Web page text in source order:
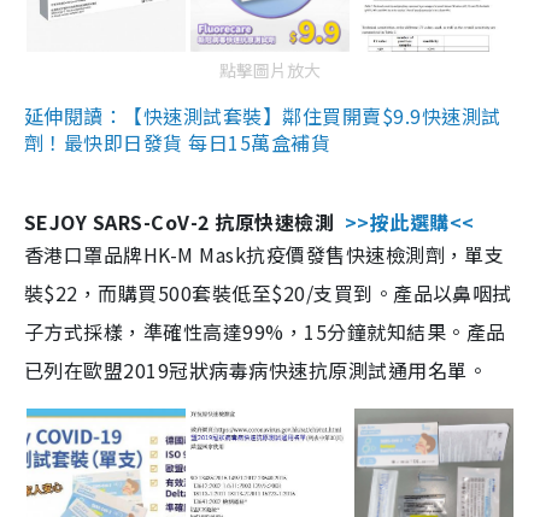
點擊圖片放大
延伸閱讀：【快速測試套裝】鄰住買開賣$9.9快速測試
劑！最快即日發貨 每日15萬盒補貨
SEJOY SARS-CoV-2 抗原快速檢測 >>按此選購<<
香港口罩品牌HK-M Mask抗疫價發售快速檢測劑，單支
裝$22，而購買500套裝低至$20/支買到。產品以鼻咽拭
子方式採樣，準確性高達99%，15分鐘就知結果。產品
已列在歐盟2019冠狀病毒病快速抗原測試通用名單。